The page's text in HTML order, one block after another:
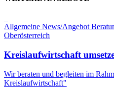
Allgemeine News/Angebot
Oberösterreich
Kreislaufwirtschaft
Wir beraten und begleiten im
Kreislaufwirtschaft"